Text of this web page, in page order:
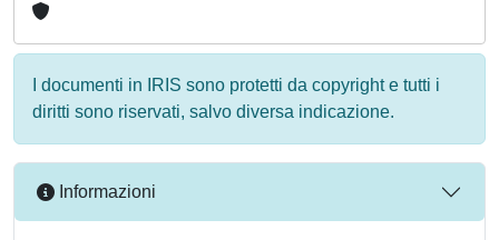
I documenti in IRIS sono protetti da copyright e tutti i
diritti sono riservati, salvo diversa indicazione.
Informazioni